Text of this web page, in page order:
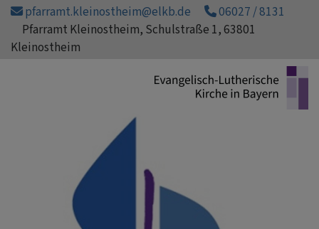
Direkt
Inhalt
pfarramt.kleinostheim@elkb.de
06027 / 8131
Pfarramt Kleinostheim, Schulstraße 1, 63801
Kleinostheim